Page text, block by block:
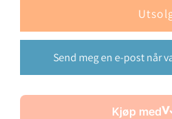
Send meg en e-post når
Kjøp med